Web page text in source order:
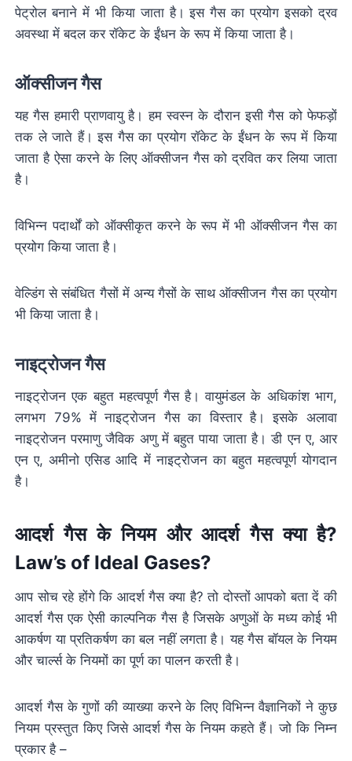
पेट्रोल बनाने में भी किया जाता है। इस गैस का प्रयोग इसको द्रव
अवस्था में बदल कर रॉकेट के ईंधन के रूप में किया जाता है।
ऑक्सीजन गैस
यह गैस हमारी प्राणवायु है। हम स्वस्न के दौरान इसी गैस को फेफड़ों
तक ले जाते हैं। इस गैस का प्रयोग रॉकेट के ईंधन के रूप में किया
जाता है ऐसा करने के लिए ऑक्सीजन गैस को द्रवित कर लिया जाता
है।
विभिन्न पदार्थों को ऑक्सीकृत करने के रूप में भी ऑक्सीजन गैस का
प्रयोग किया जाता है।
वेल्डिंग से संबंधित गैसों में अन्य गैसों के साथ ऑक्सीजन गैस का प्रयोग
भी किया जाता है।
नाइट्रोजन गैस
नाइट्रोजन एक बहुत महत्वपूर्ण गैस है। वायुमंडल के अधिकांश भाग,
लगभग 79% में नाइट्रोजन गैस का विस्तार है। इसके अलावा
नाइट्रोजन परमाणु जैविक अणु में बहुत पाया जाता है। डी एन ए, आर
एन ए, अमीनो एसिड आदि में नाइट्रोजन का बहुत महत्वपूर्ण योगदान
है।
आदर्श गैस के नियम और आदर्शगैस क्या है?
Law’s of Ideal Gases?
आप सोच रहे होंगे कि आदर्श गैस क्या है? तो दोस्तों आपको बता दें की
आदर्श गैस एक ऐसी काल्पनिक गैस है जिसके अणुओं के मध्य कोई भी
आकर्षण या प्रतिकर्षण का बल नहीं लगता है। यह गैस बॉयल के नियम
और चार्ल्स के नियमों का पूर्ण का पालन करती है।
आदर्श गैस के गुणों की व्याख्या करने के लिए विभिन्न वैज्ञानिकों ने कुछ
नियम प्रस्तुत किए जिसे आदर्श गैस के नियम कहते हैं। जो कि निम्न
प्रकार है –